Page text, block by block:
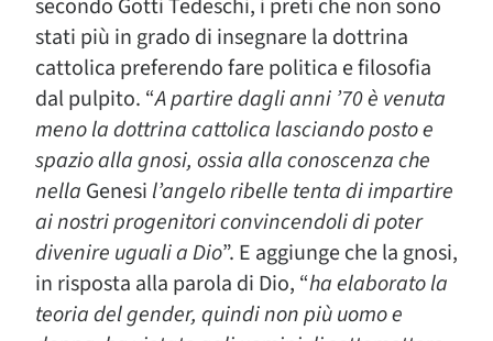
secondo Gotti Tedeschi, i preti che non sono
stati più in grado di insegnare la dottrina
cattolica preferendo fare politica e filosofia
dal pulpito. “A partire dagli anni ’70 è venuta
meno la dottrina cattolica lasciando posto e
spazio alla gnosi, ossia alla conoscenza che
nella Genesi l’angelo ribelle tenta di impartire
ai nostri progenitori convincendoli di poter
divenire uguali a Dio”. E aggiunge che la gnosi,
in risposta alla parola di Dio, “ha elaborato la
teoria del gender, quindi non più uomo e